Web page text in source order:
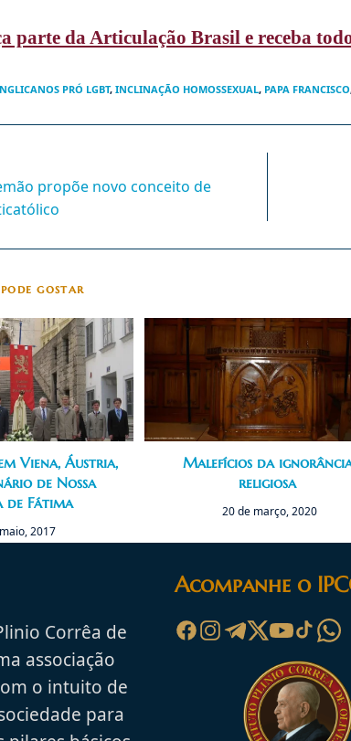
parte da Articulação Brasil e receba
PRÓ LGBT, INCLINAÇÃO HOMOSSEXUAL, PAPA FRANCISCO
propõe novo conceito de
gostar
Viena, Áustria,
de Nossa
de Fátima
2017
Malefícios da
religiosa
20 de março, 2020
Corrêa de
associação
o intuito de
para
Acompanhe o